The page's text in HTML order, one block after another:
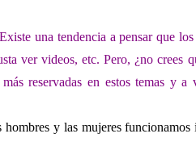
una tendencia a pensar que
ver videos, etc. Pero, ¿no crees
reservadas en estos temas y a
y las mujeres